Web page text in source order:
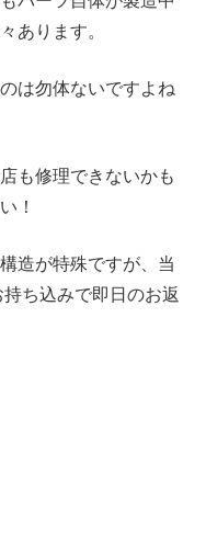
あります。
は勿体ないですよね
も修理できないかも
！
造が特殊ですが、当
ち込みで即日のお返